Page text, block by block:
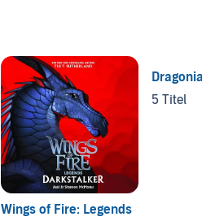
Wings of Fire: Legends
5 Titel